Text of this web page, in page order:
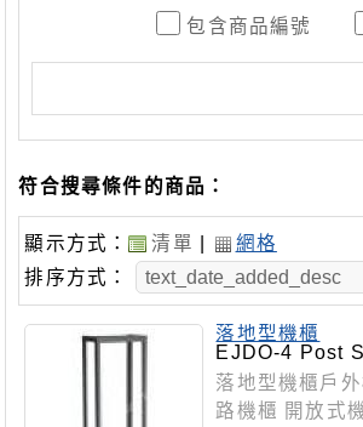
包含商品編號
符合搜尋條件的商品：
顯示方式： 清單
網格
排序方式：
落地型機櫃
EJDO-4 Post
落地型機櫃戶外
路機櫃 開放式